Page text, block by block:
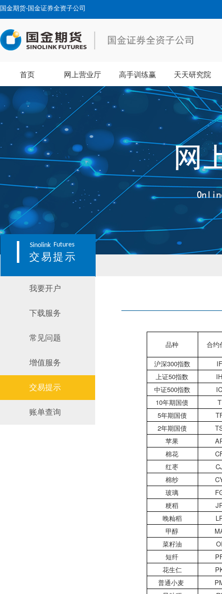
国金期货-国金证券全资子公司
首页 网上营业厅 高手训练赢 天天研究院
Sinolink Futures
交易提示
我要开户
下载服务
常见问题
增值服务
交易提示
账单查询
品种 合约
沪深300指数
IF
上证50指数
中证500指数
10年期国债
T
5年期国债
2年期国债
苹果
棉花
红枣
棉纱
玻璃
粳稻
晚籼稻
甲醇
菜籽油
短纤
花生仁
普通小麦